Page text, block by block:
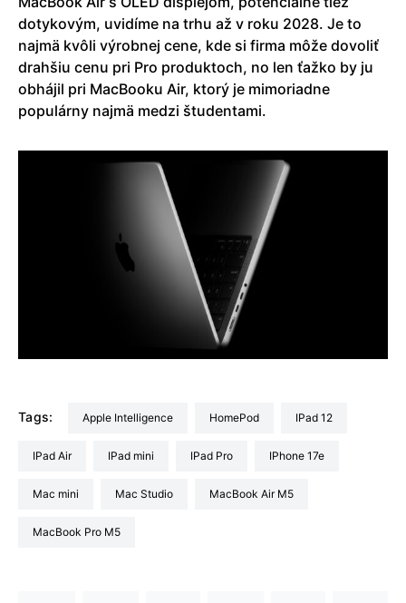
dotykovým, uvidíme na trhu až v roku 2028. Je to
najmä kvôli výrobnej cene, kde si firma môže dovoliť
drahšiu cenu pri Pro produktoch, no len ťažko by ju
obhájil pri MacBooku Air, ktorý je mimoriadne
populárny najmä medzi študentami.
Tags: Apple Intelligence HomePod iPad 12
iPad Air iPad mini iPad Pro iPhone 17e
Mac mini Mac Studio MacBook Air M5
MacBook Pro M5